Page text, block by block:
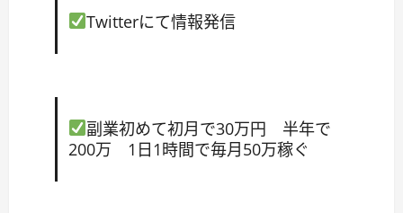
Twitterにて情報発信
副業初めて初月で30万円 半年で
200万 1日1時間で毎月50万稼ぐ